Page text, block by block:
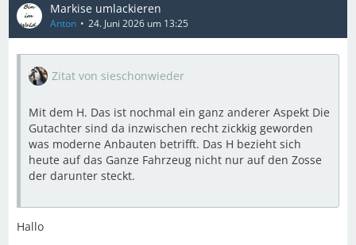
Markise umlackieren
Anton 24. Juni 2026 um 13:25
Zitat von sieschonwieder
Mit dem H. Das ist nochmal ein ganz anderer Aspekt Die
Gutachter sind da inzwischen recht zickkig geworden
was moderne Anbauten betrifft. Das H bezieht sich
heute auf das Ganze Fahrzeug nicht nur auf den Zosse
der darunter steckt.
Hallo